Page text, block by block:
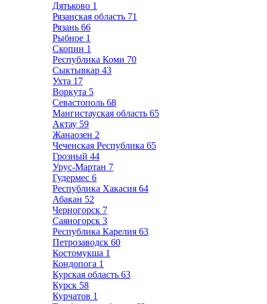
Дятьково 1
Рязанская область 71
Рязань 66
Рыбное 1
Скопин 1
Республика Коми 70
Сыктывкар 43
Ухта 17
Воркута 5
Севастополь 68
Мангистауская область 65
Актау 59
Жанаозен 2
Чеченская Республика 65
Грозный 44
Урус-Мартан 7
Гудермес 6
Республика Хакасия 64
Абакан 52
Черногорск 7
Саяногорск 3
Республика Карелия 63
Петрозаводск 60
Костомукша 1
Кондопога 1
Курская область 63
Курск 58
Курчатов 1